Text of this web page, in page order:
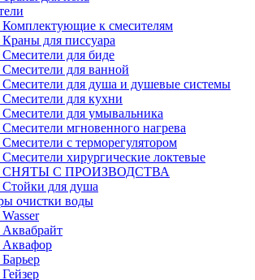
Комплектующие к смесителям
Краны для писсуара
Смесители для биде
Смесители для ванной
Смесители для душа и душевые системы
Смесители для кухни
Смесители для умывальника
Смесители мгновенного нагрева
Смесители с терморегулятором
Смесители хирургические локтевые
СНЯТЫ С ПРОИЗВОДСТВА
Стойки для душа
очистки воды
Аквабрайт
Аквафор